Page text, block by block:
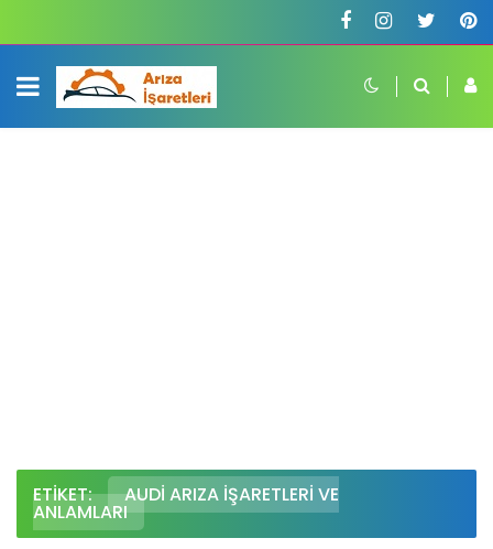
ETIKET: AUDI ARIZA IŞARETLERI VE
ANLAMLARI